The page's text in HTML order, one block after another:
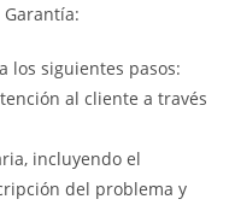
los siguientes pasos:
al cliente a través
incluyendo el
del problema y